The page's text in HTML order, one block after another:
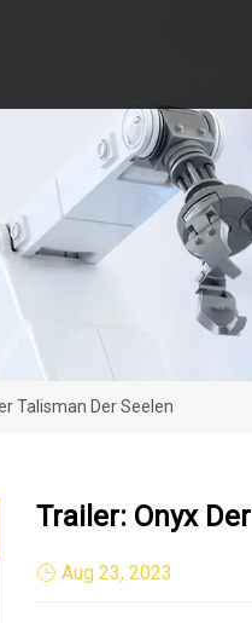
Talisman Der Seelen
Trailer: Onyx
Aug 23, 2023